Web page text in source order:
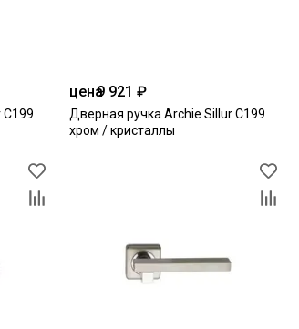
С199
цена9 921 ₽
Дверная ручка Archie Sillur С199
хром / кристаллы